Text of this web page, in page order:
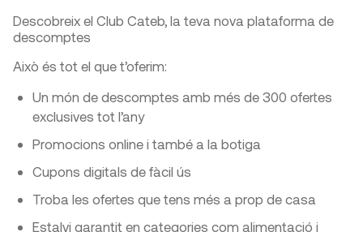
Descobreix el Club Cateb, la teva nova plataforma de
descomptes
Això és tot el que t’oferim:
Un món de descomptes amb més de 300 ofertes
exclusives tot l’any
Promocions online i també a la botiga
Cupons digitals de fàcil ús
Troba les ofertes que tens més a prop de casa
Estalvi garantit en categories com alimentació i